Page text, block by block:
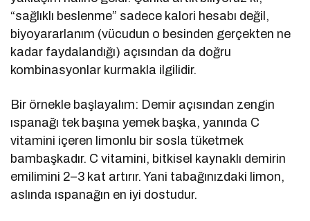
“sağlıklı beslenme” sadece kalori hesabı değil,
biyoyararlanım (vücudun o besinden gerçekten ne
kadar faydalandığı) açısından da doğru
kombinasyonlar kurmakla ilgilidir.
Bir örnekle başlayalım: Demir açısından zengin
ıspanağı tek başına yemek başka, yanında C
vitamini içeren limonlu bir sosla tüketmek
bambaşkadır. C vitamini, bitkisel kaynaklı demirin
emilimini 2–3 kat artırır. Yani tabağınızdaki limon,
aslında ıspanağın en iyi dostudur.